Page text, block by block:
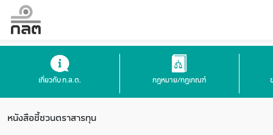
เกี่ยวกับ ก.ล.ต. กฎหมาย/กฎเกณฑ์
หนังสือชี้ชวนตราสารทุน